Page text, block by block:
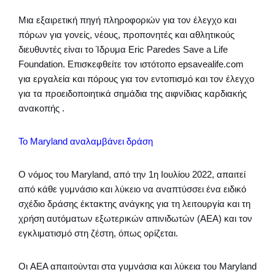
Μια εξαιρετική πηγή πληροφοριών για τον έλεγχο και
πόρων για γονείς, νέους, προπονητές και αθλητικούς
διευθυντές είναι το Ίδρυμα Eric Paredes Save a Life
Foundation. Επισκεφθείτε τον ιστότοπο epsavealife.com
για εργαλεία και πόρους για τον εντοπισμό και τον έλεγχο
για τα προειδοποιητικά σημάδια της αιφνίδιας καρδιακής
ανακοπής .
Το Maryland αναλαμβάνει δράση
Ο νόμος του Maryland, από την 1η Ιουλίου 2022, απαιτεί
από κάθε γυμνάσιο και λύκειο να αναπτύσσει ένα ειδικό
σχέδιο δράσης έκτακτης ανάγκης για τη λειτουργία και τη
χρήση αυτόματων εξωτερικών απινιδωτών (AEΑ) και τον
εγκλιματισμό στη ζέστη, όπως ορίζεται.
Οι AEΑ απαιτούνται στα γυμνάσια και λύκεια του Maryland